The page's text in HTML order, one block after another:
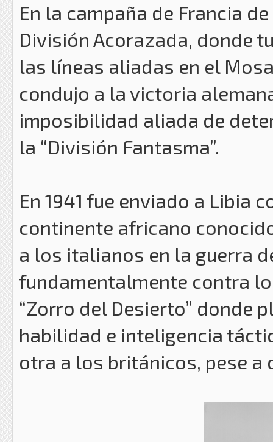
En la campaña de Francia
División Acorazada, donde
las líneas aliadas en el
condujo a la victoria
imposibilidad aliada de
la “División Fantasma”.
En 1941 fue enviado a Libia
continente africano
a los italianos en la guerra
fundamentalmente contra
“Zorro del Desierto” donde
habilidad e inteligencia
otra a los británicos, pese a